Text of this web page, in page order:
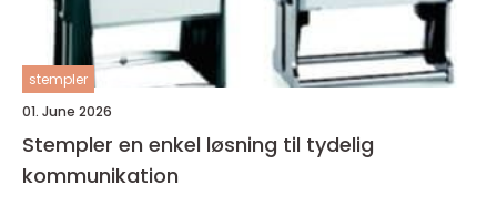
stempler
01. June 2026
Stempler en enkel løsning til tydelig
kommunikation